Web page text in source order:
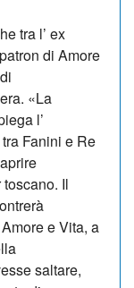
tra l’ ex
di Amore
«La
l’
Fanini e Re
Il
e Vita, a
saltare,